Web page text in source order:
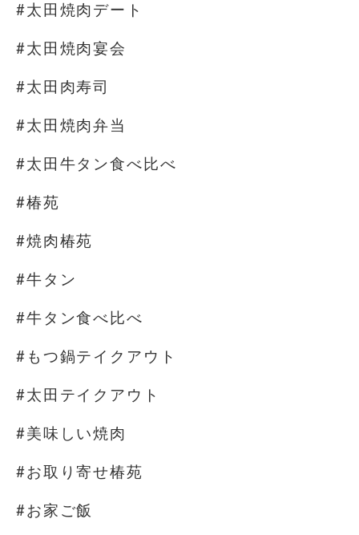
#太田焼肉デート
#太田焼肉宴会
#太田肉寿司
#太田焼肉弁当
#太田牛タン食べ比べ
#椿苑
#焼肉椿苑
#牛タン
#牛タン食べ比べ
#もつ鍋テイクアウト
#太田テイクアウト
#美味しい焼肉
#お取り寄せ椿苑
#お家ご飯